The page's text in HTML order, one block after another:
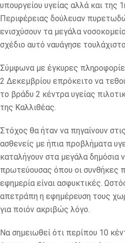
υπουργείου υγείας αλλά και της
Περιφέρειας δούλευαν
ενισχύσουν τα μεγάλα
σχέδιο αυτό ναυάγησε
Σύμφωνα με έγκυρες
2 Δεκεμβρίου επρόκειτο να
το βράδυ 2 κέντρα υγείας
της Καλλιθέας.
Στόχος θα ήταν να πηγαίνουν
ασθενείς με ήπια προβλήματα
καταλήγουν στα μεγάλα δημόσια
πρωτεύουσας όπου οι συνθήκες
εφημερία είναι ασφυκτικές.
απετράπη η εφημέρευση τους
για ποιόν ακριβώς λόγο.
Να σημειωθεί ότι περίπου 10